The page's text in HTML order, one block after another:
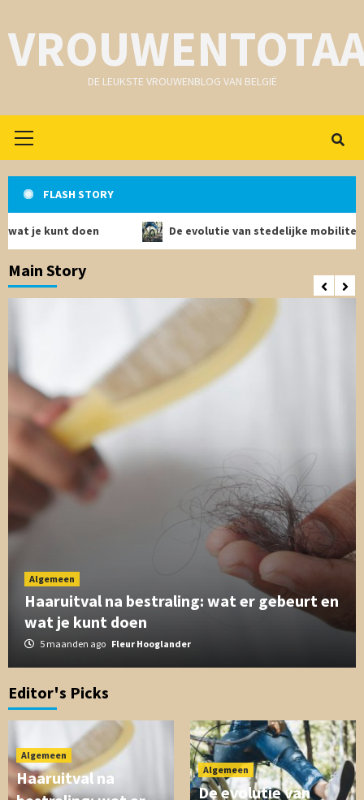
to
content
DE LEUKSTE VROUWENBLOG VAN BELGIË
menu
FLASH STORY
doen De evolutie van stedelijke mobiliteit: de rol
Main Story
Algemeen
Haaruitval na bestraling: wat er gebeurt en
wat je kunt doen
5 maanden ago Fleur Hooglander
Editor's Picks
Algemeen
Haaruitval na
Algemeen
De evolutie van